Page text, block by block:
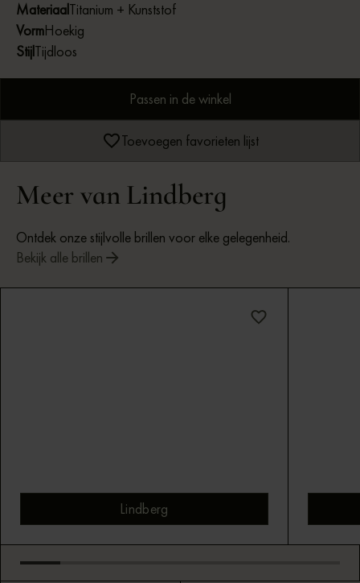
MateriaalTitanium + Kunststof
VormHoekig
StijlTijdloos
Passen in de winkel
Toevoegen favorieten lijst
Meer van Lindberg
Ontdek onze stijlvolle brillen voor elke gelegenheid.
Bekijk alle brillen
Lindberg
Bekijk montuur